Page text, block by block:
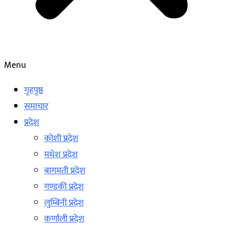
Menu
गृहपृष्ठ
समाचार
प्रदेश
कोशी प्रदेश
मधेश प्रदेश
बागमती प्रदेश
गण्डकी प्रदेश
लुम्बिनी प्रदेश
कर्णाली प्रदेश